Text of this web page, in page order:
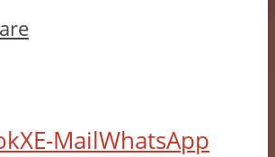
XE-MailWhatsApp